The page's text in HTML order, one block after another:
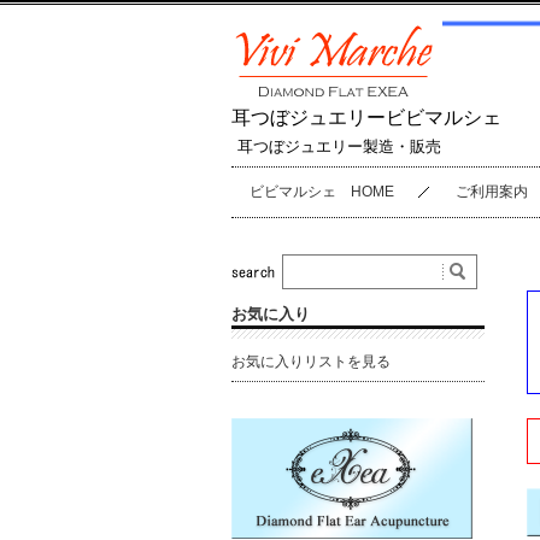
耳つぼジュエリービビマルシェ
耳つぼジュエリー製造・販売
ビビマルシェ HOME ご利用案内
お気に入り
お気に入りリストを見る